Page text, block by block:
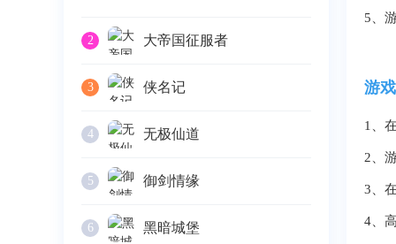
2 大帝国征服者
3 侠名记
4 无极仙道
5 御剑情缘
6 黑暗城堡
5、
游
1、
2、
3、
4、